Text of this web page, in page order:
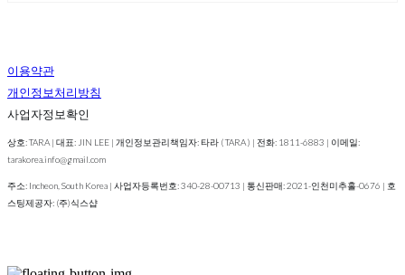
이용약관
개인정보처리방침
사업자정보확인
상호: TARA | 대표: JIN LEE | 개인정보관리책임자: 타라 ( TARA ) | 전화: 1811-6883 | 이메일:
tarakorea.info@gmail.com
주소: Incheon, South Korea | 사업자등록번호:340-28-00713 | 통신판매:2021-인천미추홀-0676 | 호
스팅제공자: (주)식스샵